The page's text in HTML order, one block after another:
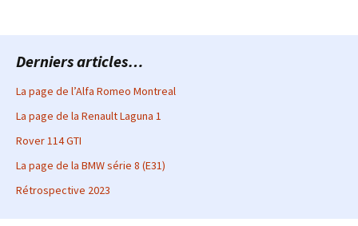
Derniers articles…
La page de l’Alfa Romeo Montreal
La page de la Renault Laguna 1
Rover 114 GTI
La page de la BMW série 8 (E31)
Rétrospective 2023